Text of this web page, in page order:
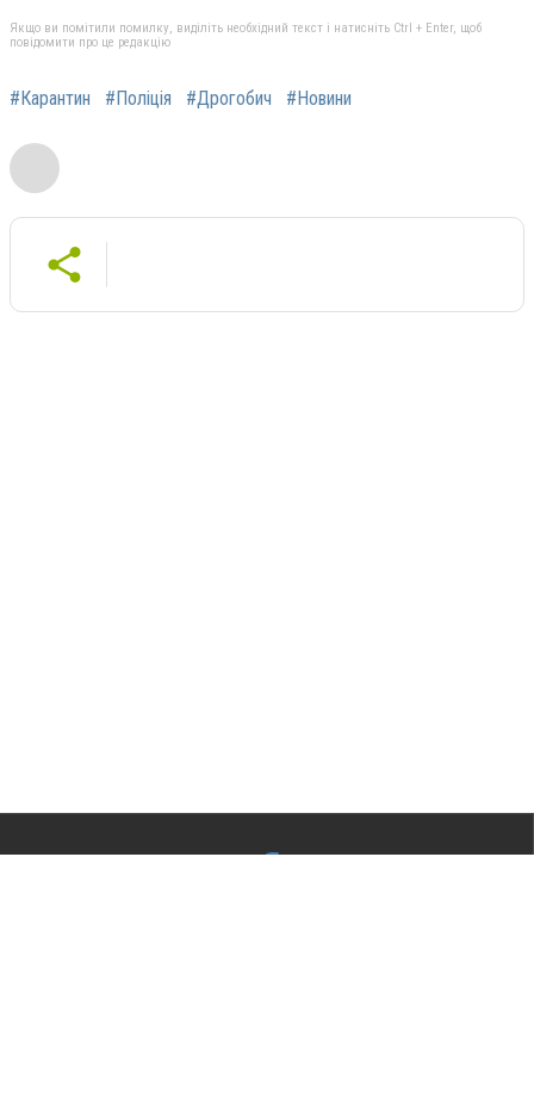
Якщо ви помітили помилку, виділіть необхідний текст і натисніть Ctrl + Enter, щоб
повідомити про це редакцію
#Карантин #Поліція #Дрогобич #Новини